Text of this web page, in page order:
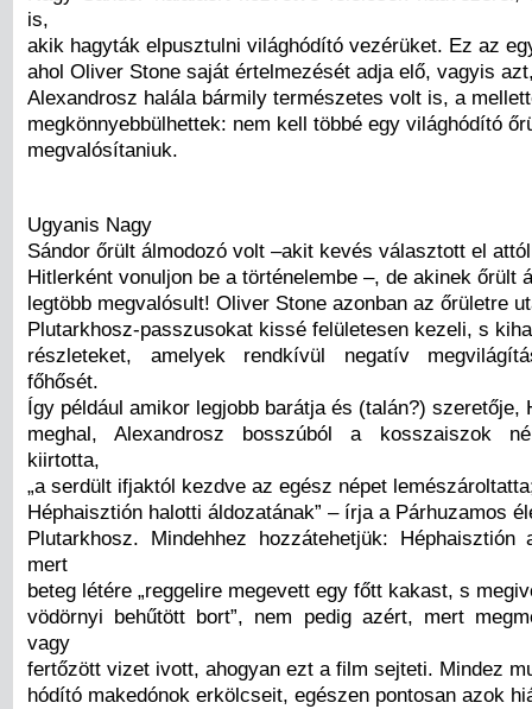
is,
akik hagyták elpusztulni világhódító vezérüket. Ez az
ahol Oliver Stone saját értelmezését adja elő, vagyis
Alexandrosz halála bármily természetes volt is, a
megkönnyebbülhettek: nem kell többé egy világhódító
megvalósítaniuk.
Ugyanis Nagy
Sándor őrült álmodozó volt –akit kevés választott el
Hitlerként vonuljon be a történelembe –, de akinek őrült
legtöbb megvalósult! Oliver Stone azonban az őrületre
Plutarkhosz-passzusokat kissé felületesen kezeli, s
részleteket, amelyek rendkívül negatív
főhősét.
Így például amikor legjobb barátja és (talán?) szeretője,
meghal, Alexandrosz bosszúból a kosszaiszok
kiirtotta,
„a serdült ifjaktól kezdve az egész népet
Héphaisztión halotti áldozatának” – írja a Párhuzamos
Plutarkhosz. Mindehhez hozzátehetjük:
mert
beteg létére „reggelire megevett egy főtt kakast, s
vödörnyi behűtött bort”, nem pedig azért, mert
vagy
fertőzött vizet ivott, ahogyan ezt a film sejteti. Mindez
hódító makedónok erkölcseit, egészen pontosan azok